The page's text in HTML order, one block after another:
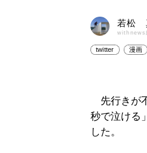
若松
withnews
twitter 漫画
先行きが
秒で泣ける
した。